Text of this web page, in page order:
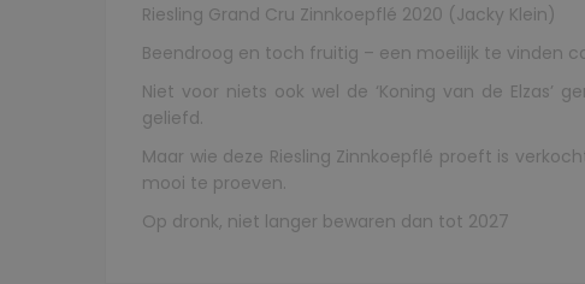
Riesling Grand Cru Zinnkoepflé 2020 (Jacky Klein)
Beendroog en toch fruitig – een moeilijk te vinden
Niet voor niets ook wel de ‘Koning van de Elzas’
geliefd.
Maar wie deze Riesling Zinnkoepflé proeft is
mooi te proeven.
Op dronk, niet langer bewaren dan tot 2027